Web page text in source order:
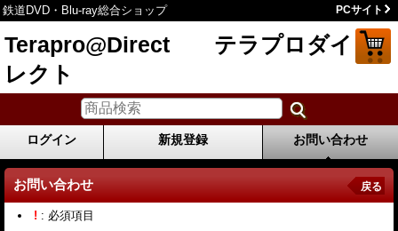
鉄道DVD・Blu-ray総合ショップ PCサイト
Terapro@Direct テラプロダイ
レクト
ログイン 新規登録 お問い合わせ
お問い合わせ 戻る
! : 必須項目